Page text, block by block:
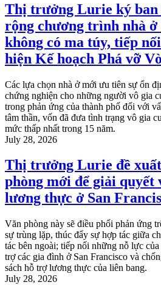
Thị trưởng Lurie ký ban
rộng chương trình nhà
không có ma túy, tiếp
hiện Kế hoạch Phá vỡ
Các lựa chọn nhà ở mới ưu tiên sự ổn
chứng nghiện cho những người vô gia
trong phản ứng của thành phố đối với
tâm thần, vốn đã đưa tình trạng vô gia
mức thấp nhất trong 15 năm.
July 28, 2026
Thị trưởng Lurie đề
phòng mới để giải quyết
lương thực ở San
Văn phòng này sẽ điều phối phản ứng
sự trùng lặp, thúc đẩy sự hợp tác giữa
tác bên ngoài; tiếp nối những nỗ lực
trợ các gia đình ở San Francisco và
sách hỗ trợ lương thực của liên bang.
July 28, 2026